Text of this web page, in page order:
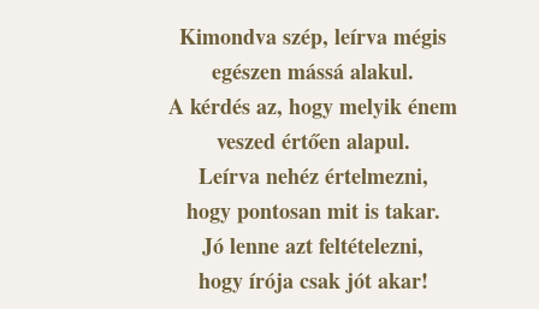
Kimondva szép, leírva mégis
egészen mássá alakul.
A kérdés az, hogy melyik énem
veszed értően alapul.
Leírva nehéz értelmezni,
hogy pontosan mit is takar.
Jó lenne azt feltételezni,
hogy írója csak jót akar!